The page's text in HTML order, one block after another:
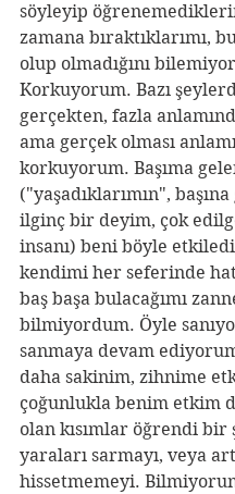
söyleyip
zamana bıraktıklarımı,
olup olmadığını
Korkuyorum. Bazı
gerçekten, fazla
ama gerçek olması
korkuyorum. Başıma
("yaşadıklarımın",
ilginç bir deyim, çok
insanı) beni böyle
kendimi her seferinde
baş başa bulacağımı
bilmiyordum. Öyle
sanmaya devam
daha sakinim, zihnime
çoğunlukla benim etkim
olan kısımlar öğrendi bir
yaraları sarmayı, veya
hissetmemeyi.